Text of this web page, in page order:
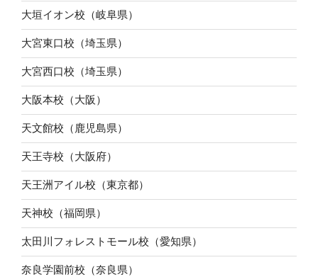
大垣イオン校（岐阜県）
大宮東口校（埼玉県）
大宮西口校（埼玉県）
大阪本校（大阪）
天文館校（鹿児島県）
天王寺校（大阪府）
天王洲アイル校（東京都）
天神校（福岡県）
太田川フォレストモール校（愛知県）
奈良学園前校（奈良県）